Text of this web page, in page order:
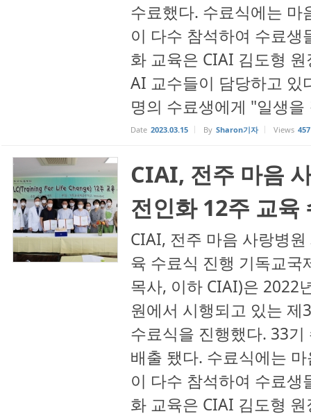
수료했다. 수료식에는
이 다수 참석하여 수료
화 교육은 CIAI 김도형
AI 교수들이 담당하고 있
명의 수료생에게 "일생을
Date 2023.03.15 By Sharon기자 Views 457
CIAI, 전주 마음
전인화 12주 교육
CIAI, 전주 마음 사랑병
육 수료식 진행 기독교
목사, 이하 CIAI)은 2022
원에서 시행되고 있는 제
수료식을 진행했다. 33
배출 됐다. 수료식에는
이 다수 참석하여 수료
화 교육은 CIAI 김도형